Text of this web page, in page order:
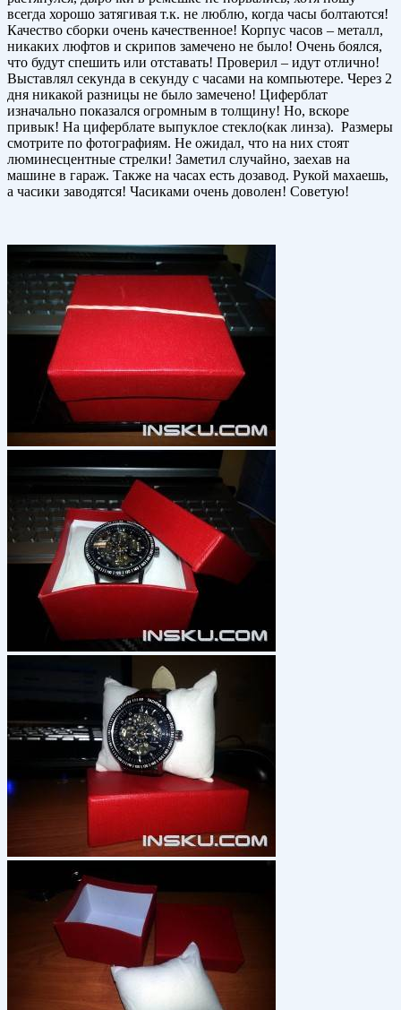
всегда хорошо затягивая т.к. не люблю, когда часы болтаются!
Качество сборки очень качественное! Корпус часов – металл,
никаких люфтов и скрипов замечено не было! Очень боялся,
что будут спешить или отставать! Проверил – идут отлично!
Выставлял секунда в секунду с часами на компьютере. Через 2
дня никакой разницы не было замечено! Циферблат
изначально показался огромным в толщину! Но, вскоре
привык! На циферблате выпуклое стекло(как линза). Размеры
смотрите по фотографиям. Не ожидал, что на них стоят
люминесцентные стрелки! Заметил случайно, заехав на
машине в гараж. Также на часах есть дозавод. Рукой махаешь,
а часики заводятся! Часиками очень доволен! Советую!